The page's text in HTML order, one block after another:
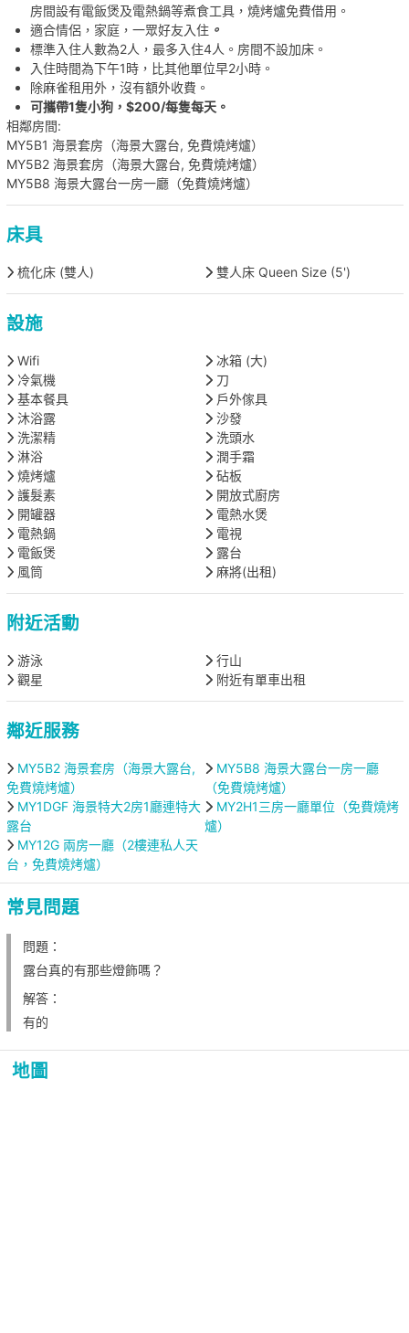
房間設有電飯煲及電熱鍋等煮食工具，燒烤爐免費借用。
適合情侶，家庭，一眾好友入住。
標準入住人數為2人，最多入住4人。房間不設加床。
入住時間為下午1時，比其他單位早2小時。
除麻雀租用外，沒有額外收費。
可攜帶1隻小狗，$200/每隻每天。
相鄰房間:
MY5B1 海景套房（海景大露台, 免費燒烤爐）
MY5B2 海景套房（海景大露台, 免費燒烤爐）
MY5B8 海景大露台一房一廳（免費燒烤爐）
床具
梳化床 (雙人) 雙人床 Queen Size (5')
設施
Wifi
冰箱 (大)
冷氣機
刀
基本餐具
戶外傢具
沐浴露
沙發
洗潔精
洗頭水
淋浴
潤手霜
燒烤爐
砧板
護髮素
開放式廚房
開罐器
電熱水煲
電熱鍋
電視
電飯煲
露台
風筒
麻將(出租)
附近活動
游泳
行山
觀星
附近有單車出租
鄰近服務
MY5B2 海景套房（海景大露台,
免費燒烤爐）
MY5B8 海景大露台一房一廳
（免費燒烤爐）
MY1DGF 海景特大2房1廳連特大
露台
MY2H1三房一廳單位（免費燒烤
爐）
MY12G 兩房一廳（2樓連私人天
台，免費燒烤爐）
常見問題
問題：
露台真的有那些燈飾嗎？
解答：
有的
地圖